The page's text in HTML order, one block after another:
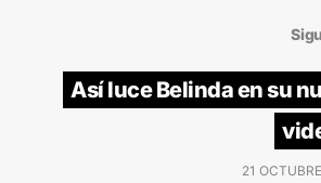
Así luce Belinda en su
21